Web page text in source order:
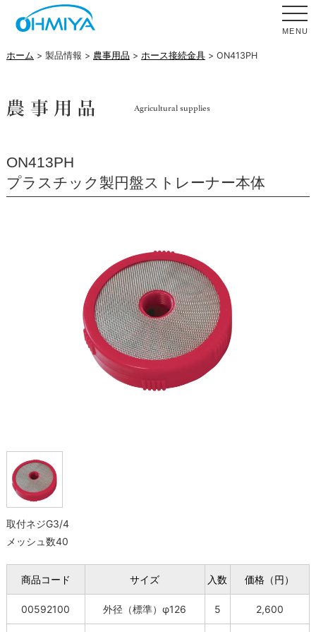
MENU
ホーム > 製品情報 > 農事用品 > ホース接続金具> ON413PH
ON413PH
プラスチック製円盤ストレーナー本体
取付ネジG3/4
メッシュ数40
商品コード サイズ 入数 価格（円）
00592100 外径（標準）φ126 5 2,600